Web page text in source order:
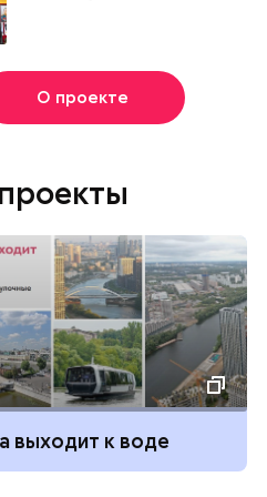
О проекте
выходит к воде